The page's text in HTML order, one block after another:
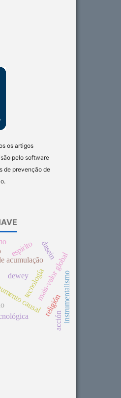
os artigos
pelo software
de prevenção de
causal
acumulaçãomais-valor global
religión
tecnología instrumentalismo
dewey
espirito dasein
acción